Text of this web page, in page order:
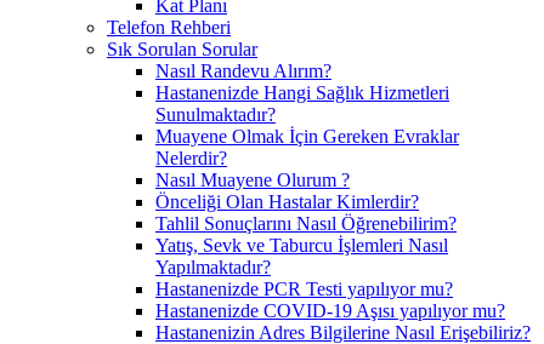
Kat Planı
Telefon Rehberi
Sık Sorulan Sorular
Nasıl Randevu Alırım?
Hastanenizde Hangi Sağlık Hizmetleri
Sunulmaktadır?
Muayene Olmak İçin Gereken Evraklar
Nelerdir?
Nasıl Muayene Olurum ?
Önceliği Olan Hastalar Kimlerdir?
Tahlil Sonuçlarını Nasıl Öğrenebilirim?
Yatış, Sevk ve Taburcu İşlemleri Nasıl
Yapılmaktadır?
Hastanenizde PCR Testi yapılıyor mu?
Hastanenizde COVID-19 Aşısı yapılıyor mu?
Hastanenizin Adres Bilgilerine Nasıl Erişebiliriz?